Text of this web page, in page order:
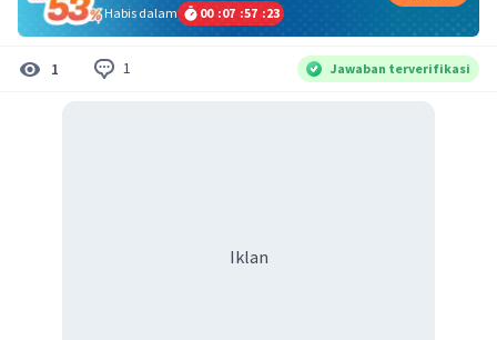
Habis dalam
00 :07 :57 :22
1 1 Jawaban terverifikasi
Iklan